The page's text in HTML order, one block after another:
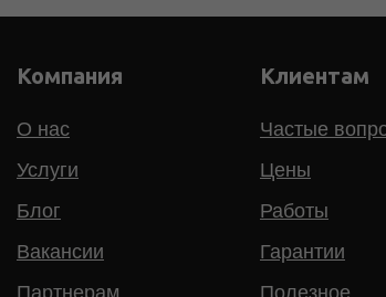
Компания
О нас
Услуги
Цены
Работы
Гарантии
Блог
Частые
Вакансии
Клиентам
Полезное
Партнерам